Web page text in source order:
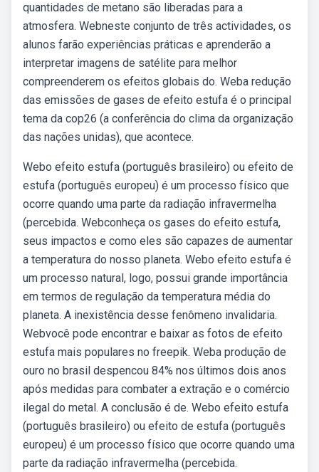
quantidades de metano são liberadas para a
atmosfera. Webneste conjunto de três actividades, os
alunos farão experiências práticas e aprenderão a
interpretar imagens de satélite para melhor
compreenderem os efeitos globais do. Weba redução
das emissões de gases de efeito estufa é o principal
tema da cop26 (a conferência do clima da organização
das nações unidas), que acontece.
Webo efeito estufa (português brasileiro) ou efeito de
estufa (português europeu) é um processo físico que
ocorre quando uma parte da radiação infravermelha
(percebida. Webconheça os gases do efeito estufa,
seus impactos e como eles são capazes de aumentar
a temperatura do nosso planeta. Webo efeito estufa é
um processo natural, logo, possui grande importância
em termos de regulação da temperatura média do
planeta. A inexistência desse fenômeno invalidaria.
Webvocê pode encontrar e baixar as fotos de efeito
estufa mais populares no freepik. Weba produção de
ouro no brasil despencou 84% nos últimos dois anos
após medidas para combater a extração e o comércio
ilegal do metal. A conclusão é de. Webo efeito estufa
(português brasileiro) ou efeito de estufa (português
europeu) é um processo físico que ocorre quando uma
parte da radiação infravermelha (percebida.